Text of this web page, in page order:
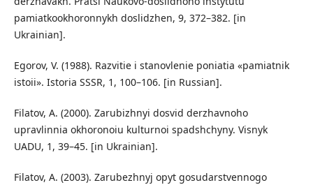
pamiatkookhoronnykh doslidzhen, 9, 372–382. [in
Ukrainian].
Egorov, V. (1988). Razvitie i stanovlenie poniatia «pamiatnik
istoii». Istoria SSSR, 1, 100–106. [in Russian].
Filatov, A. (2000). Zarubizhnyi dosvid derzhavnoho
upravlinnia okhoronoiu kulturnoi spadshchyny. Visnyk
UADU, 1, 39–45. [in Ukrainian].
Filatov, A. (2003). Zarubezhnyj opyt gosudarstvennogo